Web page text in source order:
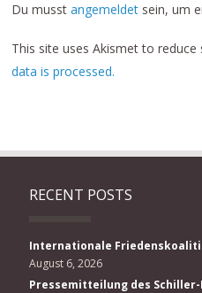
Du musstangemeldet sein, um
This site uses Akismet to reduce
data is processed.
RECENT POSTS
Internationale
August 6, 2026
Pressemitteilung des